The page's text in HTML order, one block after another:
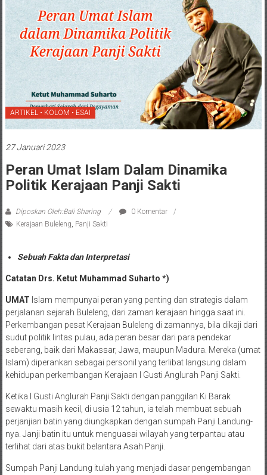
ARTIKEL • KOLOM • ESAI
27 Januari 2023
Peran Umat Islam Dalam Dinamika
Politik Kerajaan Panji Sakti
Diposkan Oleh:Bali Sharing
0 Komentar
Kerajaan Buleleng, Panji Sakti
Sebuah Fakta dan Interpretasi
Catatan Drs. Ketut Muhammad Suharto *)
UMAT Islam mempunyai peran yang penting dan strategis dalam
perjalanan sejarah Buleleng, dari zaman kerajaan hingga saat ini.
Perkembangan pesat Kerajaan Buleleng di zamannya, bila dikaji dari
sudut politik lintas pulau, ada peran besar dari para pendekar
seberang, baik dari Makassar, Jawa, maupun Madura. Mereka (umat
Islam) diperankan sebagai personil yang terlibat langsung dalam
kehidupan perkembangan Kerajaan I Gusti Anglurah Panji Sakti.
Ketika I Gusti Anglurah Panji Sakti dengan panggilan Ki Barak
sewaktu masih kecil, di usia 12 tahun, ia telah membuat sebuah
perjanjian batin yang diungkapkan dengan sumpah Panji Landung-
nya. Janji batin itu untuk menguasai wilayah yang terpantau atau
terlihat dari atas bukit belantara Asah Panji.
Sumpah Panji Landung itulah yang menjadi dasar pengembangan